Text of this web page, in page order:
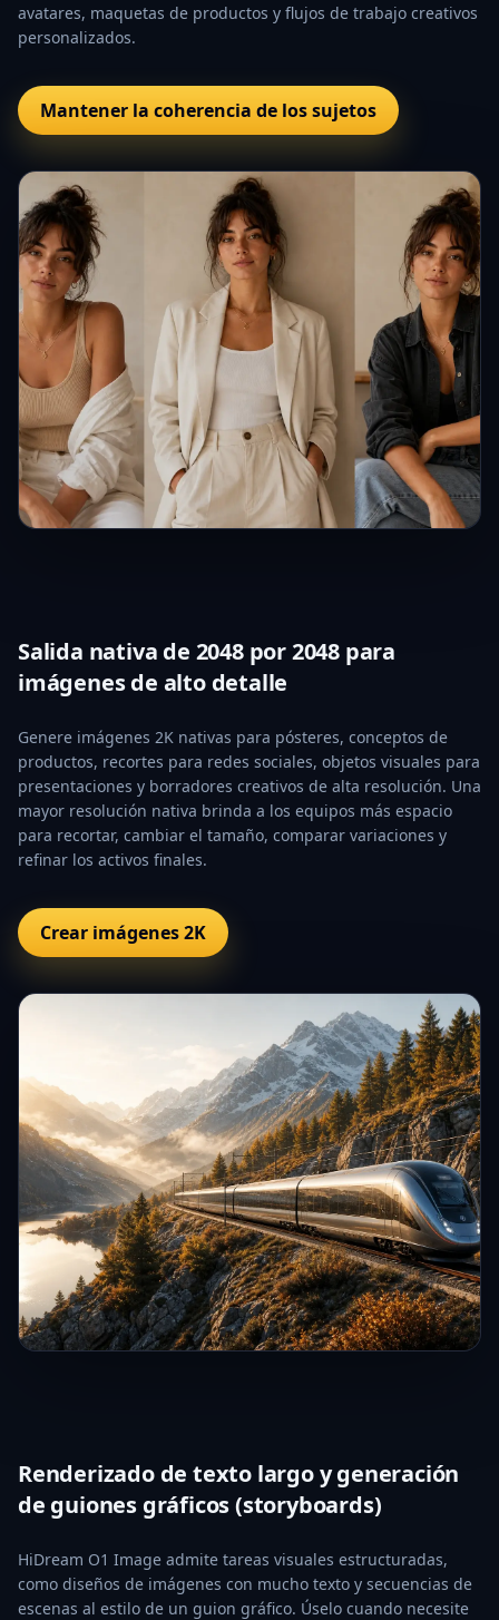
avatares, maquetas de productos y flujos de trabajo creativos
personalizados.
Mantener la coherencia de los sujetos
Salida nativa de 2048 por 2048 para
imágenes de alto detalle
Genere imágenes 2K nativas para pósteres, conceptos de
productos, recortes para redes sociales, objetos visuales para
presentaciones y borradores creativos de alta resolución. Una
mayor resolución nativa brinda a los equipos más espacio
para recortar, cambiar el tamaño, comparar variaciones y
refinar los activos finales.
Crear imágenes 2K
Renderizado de texto largo y generación
de guiones gráficos (storyboards)
HiDream O1 Image admite tareas visuales estructuradas,
como diseños de imágenes con mucho texto y secuencias de
escenas al estilo de un guion gráfico. Úselo cuando necesite